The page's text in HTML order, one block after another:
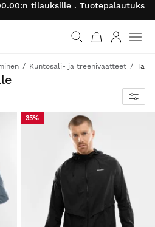
tilauksille .
Kuntosali- ja treenivaatteet Takit
35%